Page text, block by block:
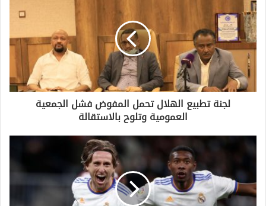
لجنة تطبيع الهلال تحمل المفوض فشل الجمعية
العمومية وتلوح بالاستقالة